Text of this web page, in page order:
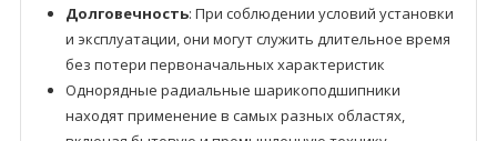
Долговечность: При соблюдении условий установки
и эксплуатации, они могут служить длительное время
без потери первоначальных характеристик
Однорядные радиальные шарикоподшипники
находят применение в самых разных областях,